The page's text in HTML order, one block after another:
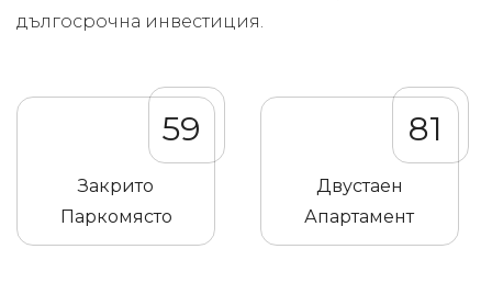
дългосрочна инвестиция.
59
Закрито
Паркомясто
81
Двустаен
Апартамент